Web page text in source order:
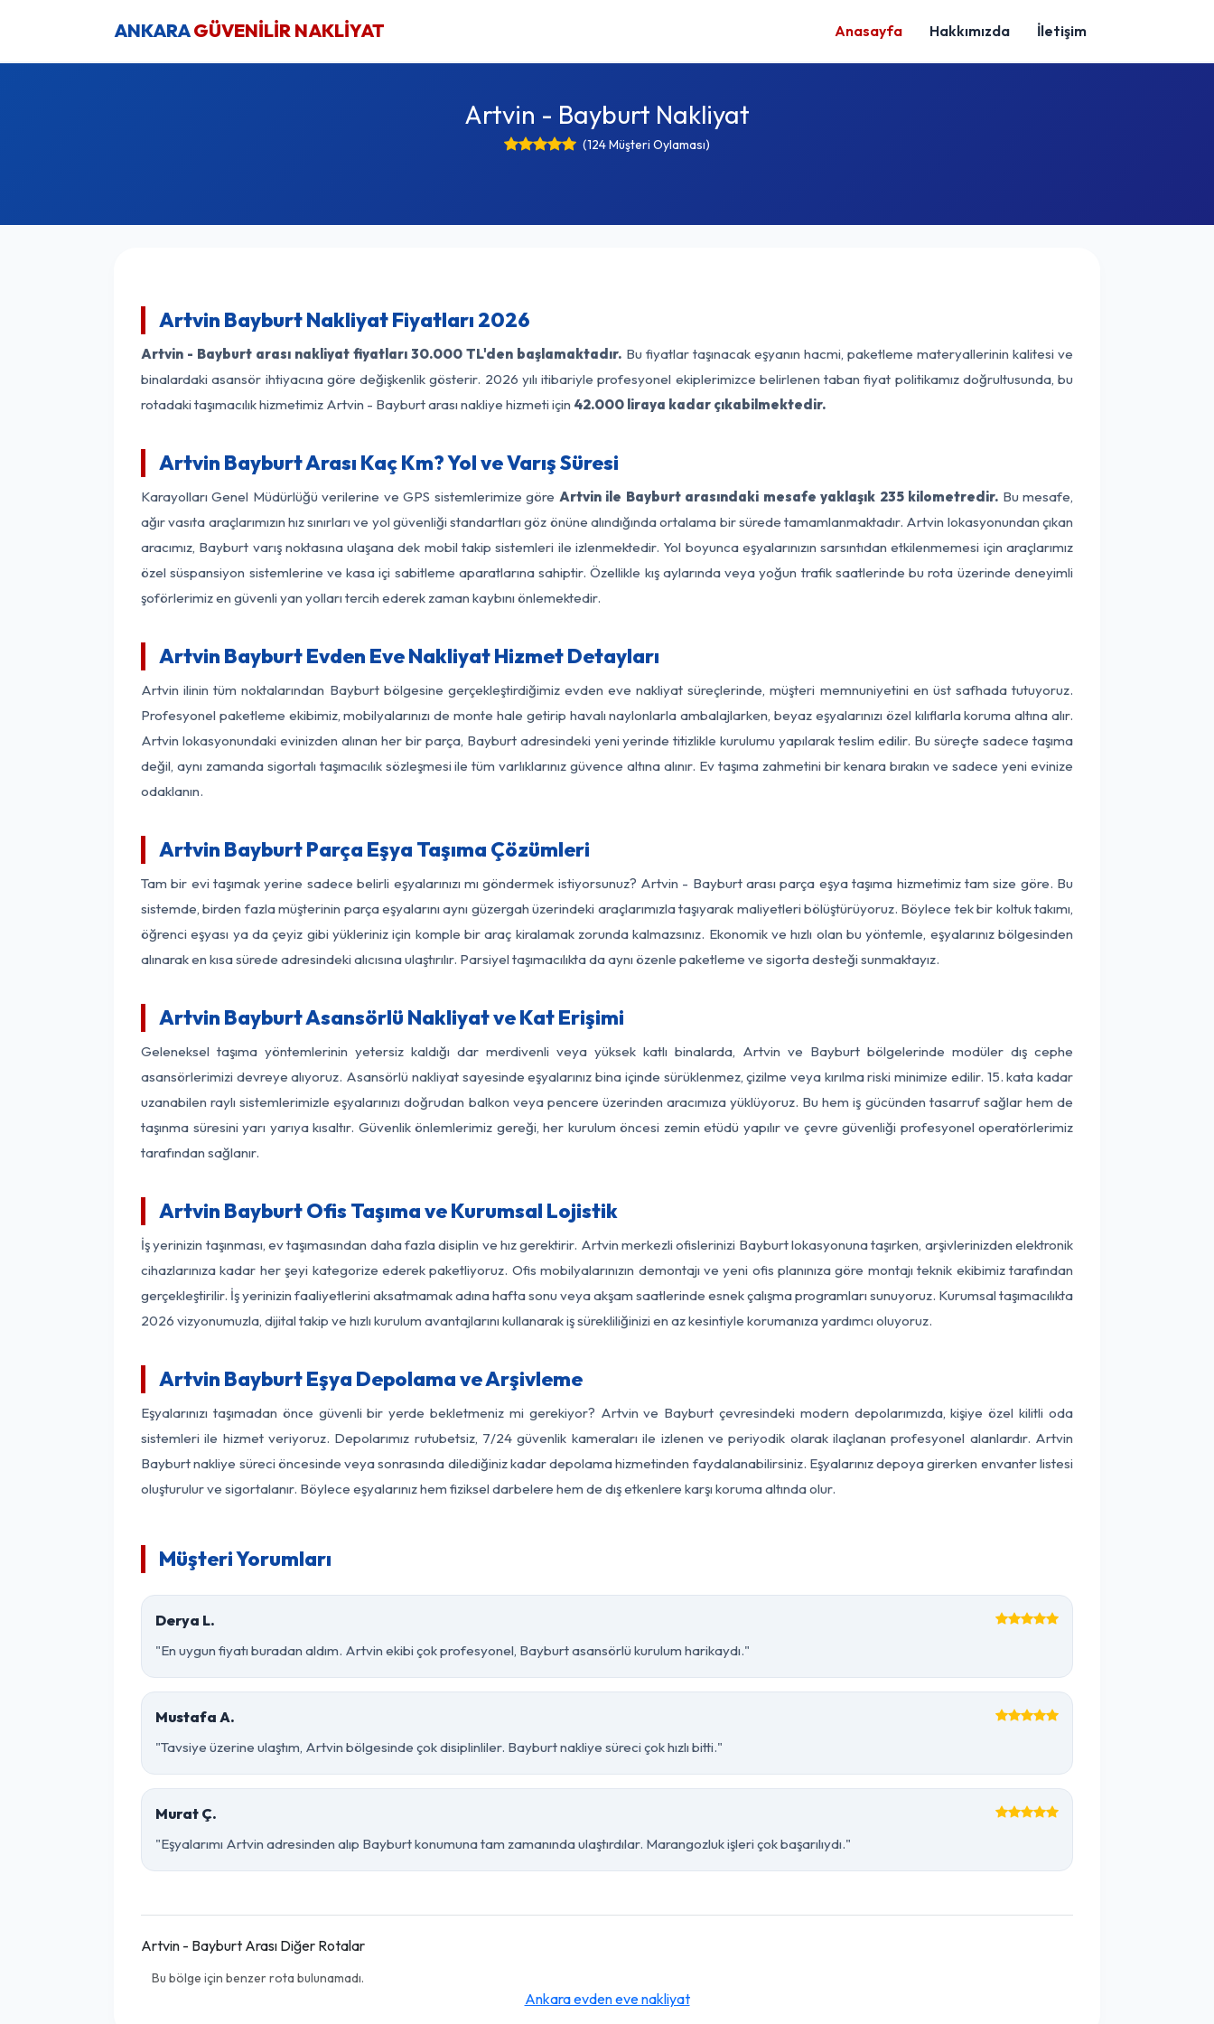
ANKARAGÜVENİLİR NAKLİYAT Anasayfa Hakkımızda İletişim
Artvin - Bayburt Nakliyat
(124 Müşteri Oylaması)
Artvin Bayburt Nakliyat Fiyatları 2026
Artvin - Bayburt arası nakliyat fiyatları 30.000 TL'den başlamaktadır. Bu fiyatlar taşınacak eşyanın hacmi, paketleme materyallerinin kalitesi ve
binalardaki asansör ihtiyacına göre değişkenlik gösterir. 2026 yılı itibariyle profesyonel ekiplerimizce belirlenen taban fiyat politikamız doğrultusunda, bu
rotadaki taşımacılık hizmetimiz Artvin - Bayburt arası nakliye hizmeti için 42.000 liraya kadar çıkabilmektedir.
Artvin Bayburt Arası Kaç Km? Yol ve Varış Süresi
Karayolları Genel Müdürlüğü verilerine ve GPS sistemlerimize göre Artvin ile Bayburt arasındaki mesafe yaklaşık 235 kilometredir. Bu mesafe,
ağır vasıta araçlarımızın hız sınırları ve yol güvenliği standartları göz önüne alındığında ortalama bir sürede tamamlanmaktadır. Artvin lokasyonundan çıkan
aracımız, Bayburt varış noktasına ulaşana dek mobil takip sistemleri ile izlenmektedir. Yol boyunca eşyalarınızın sarsıntıdan etkilenmemesi için araçlarımız
özel süspansiyon sistemlerine ve kasa içi sabitleme aparatlarına sahiptir. Özellikle kış aylarında veya yoğun trafik saatlerinde bu rota üzerinde deneyimli
şoförlerimiz en güvenli yan yolları tercih ederek zaman kaybını önlemektedir.
Artvin Bayburt Evden Eve Nakliyat Hizmet Detayları
Artvin ilinin tüm noktalarından Bayburt bölgesine gerçekleştirdiğimiz evden eve nakliyat süreçlerinde, müşteri memnuniyetini en üst safhada tutuyoruz.
Profesyonel paketleme ekibimiz, mobilyalarınızı de monte hale getirip havalı naylonlarla ambalajlarken, beyaz eşyalarınızı özel kılıflarla koruma altına alır.
Artvin lokasyonundaki evinizden alınan her bir parça, Bayburt adresindeki yeni yerinde titizlikle kurulumu yapılarak teslim edilir. Bu süreçte sadece taşıma
değil, aynı zamanda sigortalı taşımacılık sözleşmesi ile tüm varlıklarınız güvence altına alınır. Ev taşıma zahmetini bir kenara bırakın ve sadece yeni evinize
odaklanın.
Artvin Bayburt Parça Eşya Taşıma Çözümleri
Tam bir evi taşımak yerine sadece belirli eşyalarınızı mı göndermek istiyorsunuz? Artvin - Bayburt arası parça eşya taşıma hizmetimiz tam size göre. Bu
sistemde, birden fazla müşterinin parça eşyalarını aynı güzergah üzerindeki araçlarımızla taşıyarak maliyetleri bölüştürüyoruz. Böylece tek bir koltuk takımı,
öğrenci eşyası ya da çeyiz gibi yükleriniz için komple bir araç kiralamak zorunda kalmazsınız. Ekonomik ve hızlı olan bu yöntemle, eşyalarınız bölgesinden
alınarak en kısa sürede adresindeki alıcısına ulaştırılır. Parsiyel taşımacılıkta da aynı özenle paketleme ve sigorta desteği sunmaktayız.
Artvin Bayburt Asansörlü Nakliyat ve Kat Erişimi
Geleneksel taşıma yöntemlerinin yetersiz kaldığı dar merdivenli veya yüksek katlı binalarda, Artvin ve Bayburt bölgelerinde modüler dış cephe
asansörlerimizi devreye alıyoruz. Asansörlü nakliyat sayesinde eşyalarınız bina içinde sürüklenmez, çizilme veya kırılma riski minimize edilir. 15. kata kadar
uzanabilen raylı sistemlerimizle eşyalarınızı doğrudan balkon veya pencere üzerinden aracımıza yüklüyoruz. Bu hem iş gücünden tasarruf sağlar hem de
taşınma süresini yarı yarıya kısaltır. Güvenlik önlemlerimiz gereği, her kurulum öncesi zemin etüdü yapılır ve çevre güvenliği profesyonel operatörlerimiz
tarafından sağlanır.
Artvin Bayburt Ofis Taşıma ve Kurumsal Lojistik
İş yerinizin taşınması, ev taşımasından daha fazla disiplin ve hız gerektirir. Artvin merkezli ofislerinizi Bayburt lokasyonuna taşırken, arşivlerinizden elektronik
cihazlarınıza kadar her şeyi kategorize ederek paketliyoruz. Ofis mobilyalarınızın demontajı ve yeni ofis planınıza göre montajı teknik ekibimiz tarafından
gerçekleştirilir. İş yerinizin faaliyetlerini aksatmamak adına hafta sonu veya akşam saatlerinde esnek çalışma programları sunuyoruz. Kurumsal taşımacılıkta
2026 vizyonumuzla, dijital takip ve hızlı kurulum avantajlarını kullanarak iş sürekliliğinizi en az kesintiyle korumanıza yardımcı oluyoruz.
Artvin Bayburt Eşya Depolama ve Arşivleme
Eşyalarınızı taşımadan önce güvenli bir yerde bekletmeniz mi gerekiyor? Artvin ve Bayburt çevresindeki modern depolarımızda, kişiye özel kilitli oda
sistemleri ile hizmet veriyoruz. Depolarımız rutubetsiz, 7/24 güvenlik kameraları ile izlenen ve periyodik olarak ilaçlanan profesyonel alanlardır. Artvin
Bayburt nakliye süreci öncesinde veya sonrasında dilediğiniz kadar depolama hizmetinden faydalanabilirsiniz. Eşyalarınız depoya girerken envanter listesi
oluşturulur ve sigortalanır. Böylece eşyalarınız hem fiziksel darbelere hem de dış etkenlere karşı koruma altında olur.
Müşteri Yorumları
Derya L.
"En uygun fiyatı buradan aldım. Artvin ekibi çok profesyonel, Bayburt asansörlü kurulum harikaydı."
Mustafa A.
"Tavsiye üzerine ulaştım, Artvin bölgesinde çok disiplinliler. Bayburt nakliye süreci çok hızlı bitti."
Murat Ç.
"Eşyalarımı Artvin adresinden alıp Bayburt konumuna tam zamanında ulaştırdılar. Marangozluk işleri çok başarılıydı."
Artvin - Bayburt Arası Diğer Rotalar
Bu bölge için benzer rota bulunamadı.
Ankara evden eve nakliyat